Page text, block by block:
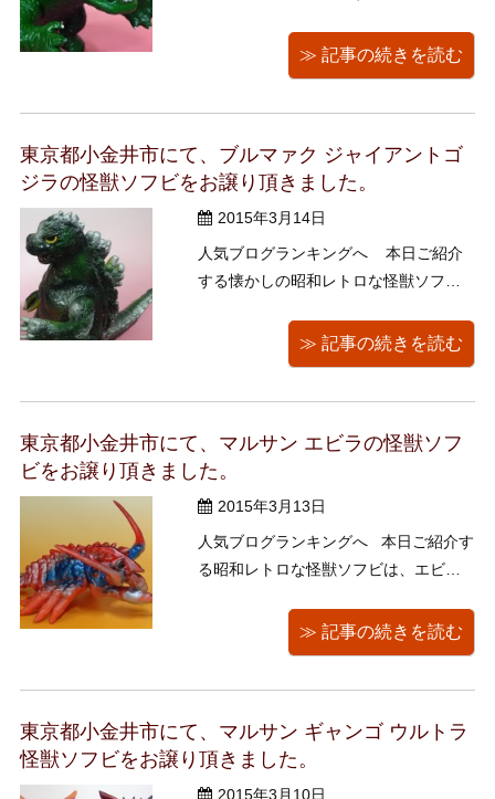
ツーショットにすると、ガメラが小さ
く見えますねえ、なにせゴジラはジャ
≫ 記事の続きを読む
東京都小金井市にて、ブルマァク ジャイアントゴ
ジラの怪獣ソフビをお譲り頂きました。
2015年3月14日
人気ブログランキングへ 本日ご紹介
する懐かしの昭和レトロな怪獣ソフビ
ラです。 高さは約32センチ、ジャン
ボです。 脚裏には「東宝 ブルマァ
≫ 記事の続きを読む
東京都小金井市にて、マルサン エビラの怪獣ソフ
ビをお譲り頂きました。
2015年3月13日
人気ブログランキングへ 本日ご紹介す
る昭和レトロな怪獣ソフビは、エビラ
映画の「ゴジラ・エビラ・モスラ 南海
の大決闘」(1966年公開)に登場する怪
≫ 記事の続きを読む
東京都小金井市にて、マルサン ギャンゴ ウルトラ
怪獣ソフビをお譲り頂きました。
2015年3月10日